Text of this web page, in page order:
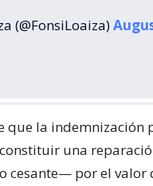
(@FonsiLoaiza)
que la indemnización
una
cesante— por el valor